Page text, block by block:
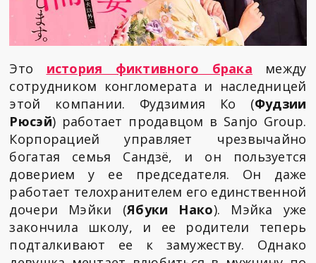
Это история фиктивного брака между
сотрудником конгломерата и наследницей
этой компании. Фудзимия Ко (Фудзии
Рюсэй) работает продавцом в Sanjo Group.
Корпорацией управляет чрезвычайно
богатая семья Сандзё, и он пользуется
доверием у ее председателя. Он даже
работает телохранителем его единственной
дочери Мэйки (Ябуки Нако). Мэйка уже
закончила школу, и ее родители теперь
подталкивают ее к замужеству. Однако